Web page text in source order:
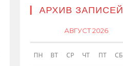
АРХИВ ЗАПИСЕЙ
АВГУСТ 2026
ПН ВТ СР ЧТ ПТ СБ